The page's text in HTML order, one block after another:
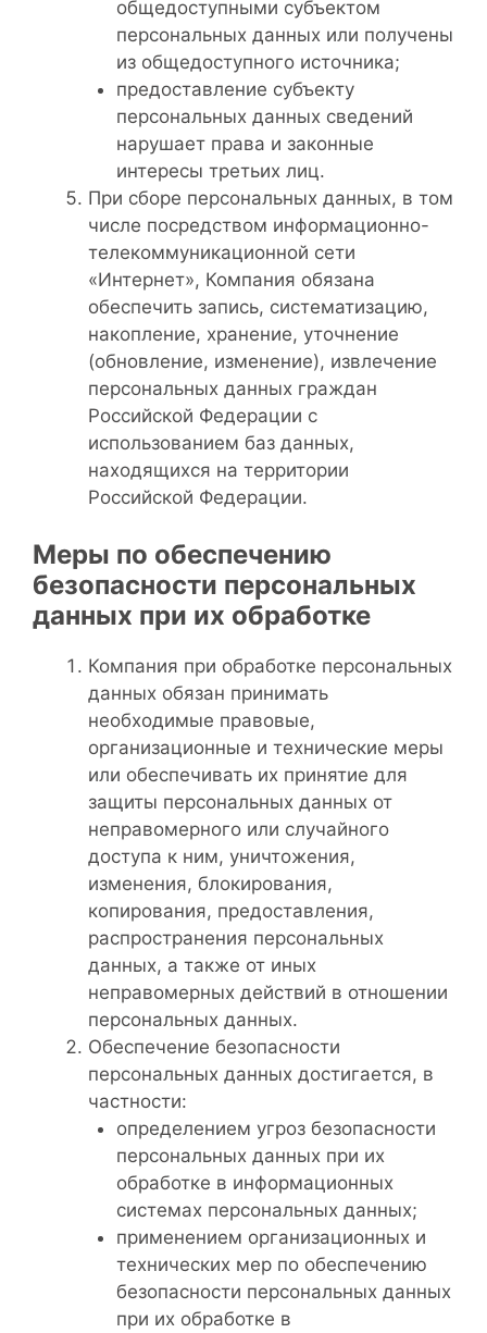
общедоступными субъектом
персональных данных или получены
из общедоступного источника;
предоставление субъекту
персональных данных сведений
нарушает права и законные
интересы третьих лиц.
При сборе персональных данных, в том
числе посредством информационно-
телекоммуникационной сети
«Интернет», Компания обязана
обеспечить запись, систематизацию,
накопление, хранение, уточнение
(обновление, изменение), извлечение
персональных данных граждан
Российской Федерации с
использованием баз данных,
находящихся на территории
Российской Федерации.
Меры по обеспечению
безопасности персональных
данных при их обработке
Компания при обработке персональных
данных обязан принимать
необходимые правовые,
организационные и технические меры
или обеспечивать их принятие для
защиты персональных данных от
неправомерного или случайного
доступа к ним, уничтожения,
изменения, блокирования,
копирования, предоставления,
распространения персональных
данных, а также от иных
неправомерных действий в отношении
персональных данных.
Обеспечение безопасности
персональных данных достигается, в
частности:
определением угроз безопасности
персональных данных при их
обработке в информационных
системах персональных данных;
применением организационных и
технических мер по обеспечению
безопасности персональных данных
при их обработке в